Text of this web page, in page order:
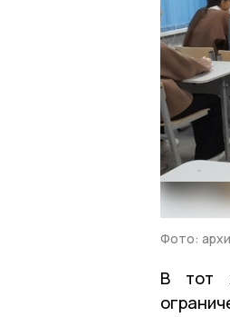
Фото:
В тот